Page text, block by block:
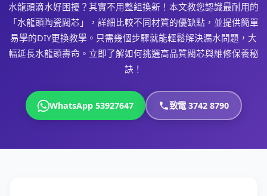
水龍頭滴水好困擾？其實不用整組換新！本文教您認識最耐用的
「水龍頭陶瓷閥芯」，詳細比較不同材質的優缺點，並提供簡單
易學的DIY更換教學。只需幾個步驟就能輕鬆解決漏水問題，大
幅延長水龍頭壽命。立即了解如何挑選高品質閥芯與維修保養秘
訣！
WhatsApp 53927647 致電 3742 8790